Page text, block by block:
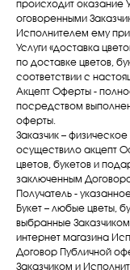
происходит оказание
оговоренными
Исполнителем ему
Услуги «доставка
по доставке цветов,
соответствии с
Акцепт Оферты -
посредством
оферты.
Заказчик –
осуществило акцепт
цветов, букетов и
заключенным
Получатель -
Букет – любые цветы,
выбранные
интернет магазина
Договор Публичной
Заказчиком и